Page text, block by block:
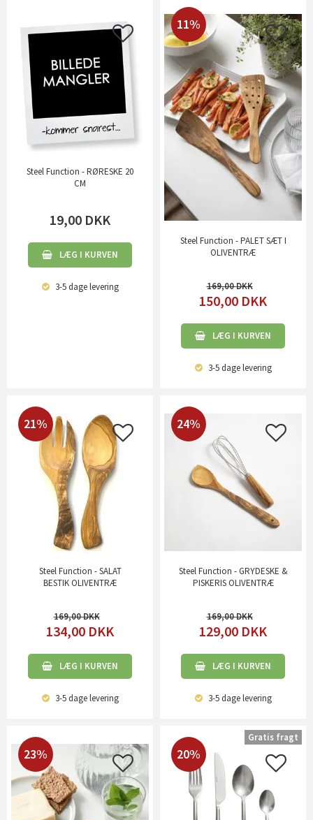
Steel Function - RØRESKE 20
CM
19,00 DKK
LÆG I KURVEN
3-5 dagelevering
11%
Steel Function - PALET SÆT I
OLIVENTRÆ
169,00
150,00 DKK
LÆG I KURVEN
3-5 dagelevering
21%
Steel Function - SALAT
BESTIK OLIVENTRÆ
169,00
134,00 DKK
LÆG I KURVEN
3-5 dagelevering
24%
Steel Function - GRYDESKE &
PISKERIS OLIVENTRÆ
169,00
129,00 DKK
LÆG I KURVEN
3-5 dagelevering
23% 20%
Gratis fragt